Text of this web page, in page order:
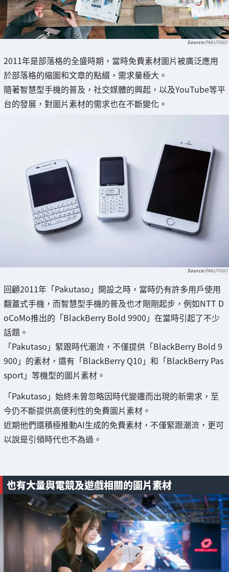
PAKUTASO
2011年是部落格的全盛時期，當時免費素材圖片被廣泛應用
於部落格的縮圖和文章的點綴，需求量極大。
隨著智慧型手機的普及，社交媒體的興起，以及YouTube等平
台的發展，對圖片素材的需求也在不斷變化。
PAKUTASO
回顧2011年「Pakutaso」開設之時，當時仍有許多用戶使用
翻蓋式手機，而智慧型手機的普及也才剛剛起步，例如NTT D
oCoMo推出的「BlackBerry Bold 9900」在當時引起了不少
話題。
「Pakutaso」緊跟時代潮流，不僅提供「BlackBerry Bold 9
900」的素材，還有「BlackBerry Q10」和「BlackBerry Pas
sport」等機型的圖片素材。
「Pakutaso」始終未曾忽略因時代變遷而出現的新需求，至
今仍不斷提供高便利性的免費圖片素材。
近期他們還積極推動AI生成的免費素材，不僅緊跟潮流，更可
以說是引領時代也不為過。
也有大量與電競及遊戲相關的圖片素材